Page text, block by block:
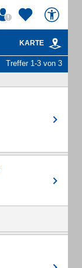
KARTE
Treffer 1-3 von 3